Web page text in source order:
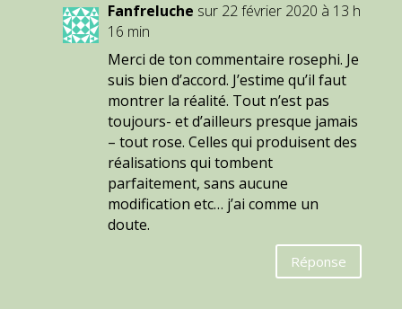
Fanfreluche sur 22 février 2020 à 13 h
16 min
Merci de ton commentaire rosephi. Je
suis bien d’accord. J’estime qu’il faut
montrer la réalité. Tout n’est pas
toujours- et d’ailleurs presque jamais
– tout rose. Celles qui produisent des
réalisations qui tombent
parfaitement, sans aucune
modification etc… j’ai comme un
doute.
Réponse